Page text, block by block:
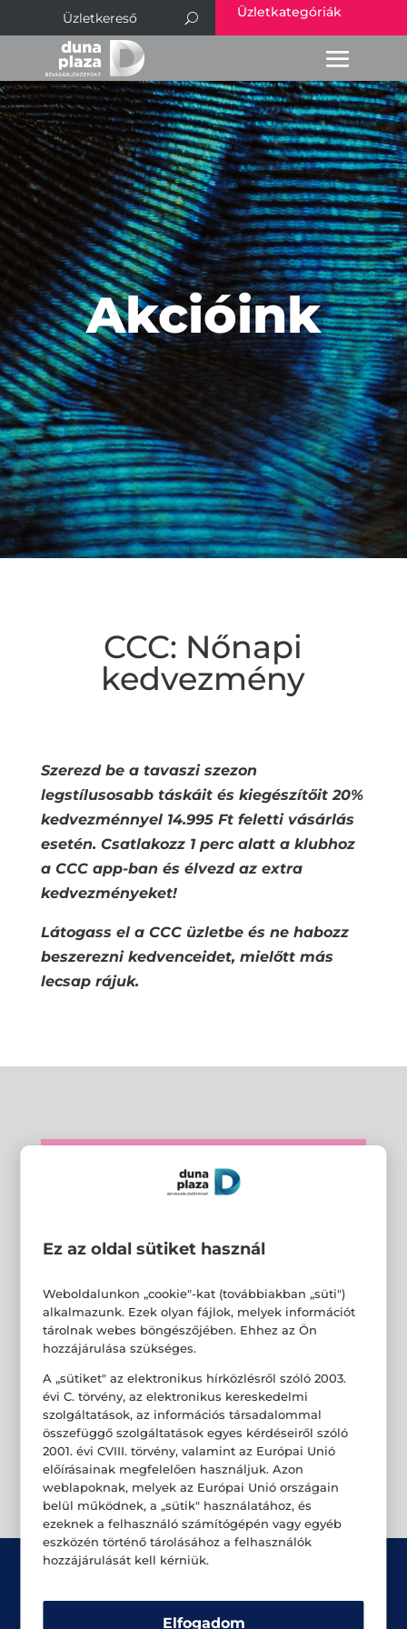
Üzletkategóriák
Akcióink
CCC: Nőnapi
kedvezmény
Szerezd be a tavaszi szezon
legstílusosabb táskáit és kiegészítőit 20%
kedvezménnyel 14.995 Ft feletti vásárlás
esetén. Csatlakozz 1 perc alatt a klubhoz
a CCC app-ban és élvezd az extra
kedvezményeket!
Látogass el a CCC üzletbe és ne habozz
beszerezni kedvenceidet, mielőtt más
lecsap rájuk.
Ez az oldal sütiket használ
Weboldalunkon „cookie"-kat (továbbiakban „süti")
alkalmazunk. Ezek olyan fájlok, melyek információt
tárolnak webes böngészőjében. Ehhez az Ön
hozzájárulása szükséges.
A „sütiket" az elektronikus hírközlésről szóló 2003.
évi C. törvény, az elektronikus kereskedelmi
szolgáltatások, az információs társadalommal
összefüggő szolgáltatások egyes kérdéseiről szóló
2001. évi CVIII. törvény, valamint az Európai Unió
előírásainak megfelelően használjuk. Azon
weblapoknak, melyek az Európai Unió országain
belül működnek, a „sütik" használatához, és
ezeknek a felhasználó számítógépén vagy egyéb
eszközén történő tárolásához a felhasználók
hozzájárulását kell kérniük.
Elfogadom